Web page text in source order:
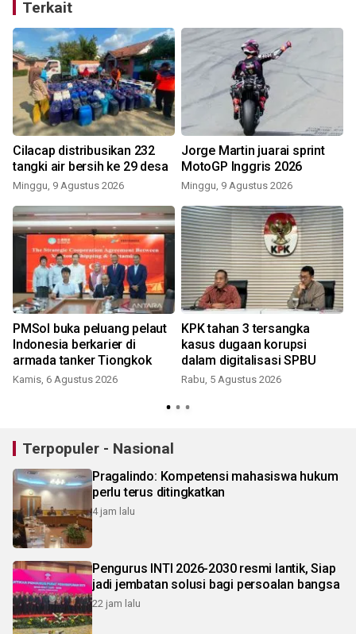
Terkait
Cilacap distribusikan 232
tangki air bersih ke 29 desa
Minggu, 9 Agustus 2026
Jorge Martin juarai sprint
MotoGP Inggris 2026
Minggu, 9 Agustus 2026
PMSol buka peluang pelaut
Indonesia berkarier di
armada tanker Tiongkok
Kamis, 6 Agustus 2026
KPK tahan 3 tersangka
kasus dugaan korupsi
dalam digitalisasi SPBU
Rabu, 5 Agustus 2026
Terpopuler - Nasional
Pragalindo: Kompetensi mahasiswa hukum
perlu terus ditingkatkan
4 jam lalu
Pengurus INTI 2026-2030 resmi lantik, Siap
jadi jembatan solusi bagi persoalan bangsa
22 jam lalu